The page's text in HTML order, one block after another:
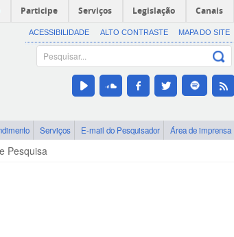
Participe Serviços Legislação Canais
ACESSIBILIDADE ALTO CONTRASTE MAPA DO SITE
Serviços E-mail do Pesquisador Área de imprensa
Pesquisa